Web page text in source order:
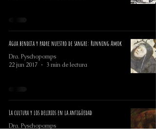
Agua bendita y padre nuestro de sangre: Running Amok
Dra. Pyschopomps
22 jun 2017
3 min de lectura
La cultura y los delirios en la antigüedad
Dra. Pyschopomps